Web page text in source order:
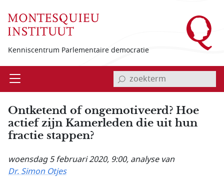
Kenniscentrum Parlementaire democratie
Open invoerveld zoekterm
Ontketend of ongemotiveerd? Hoe
actief zijn Kamerleden die uit hun
fractie stappen?
woensdag 5 februari 2020, 9:00, analyse van
Dr. Simon Otjes